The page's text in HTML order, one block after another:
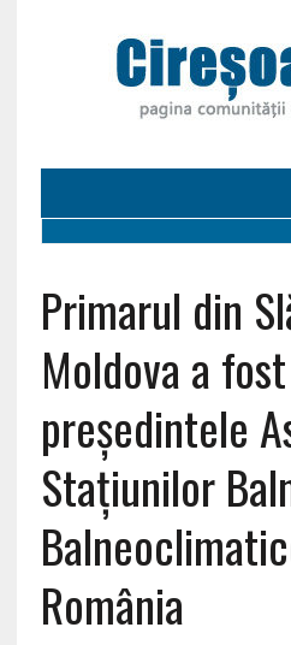
Primarul din
Moldova a
președintele
Stațiunilor
România